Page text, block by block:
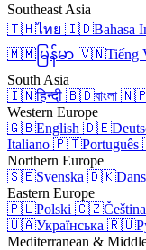
Southeast Asia
🇹🇭ไทย 🇮🇩Bahasa
🇲🇲 မြန်မာ 🇻🇳Tiếng
South Asia
🇮🇳हिन्दी 🇧🇩বাংলা
Western Europe
🇬🇧English 🇩🇪
Italiano 🇵🇹Português
Northern Europe
🇸🇪Svenska 🇩🇰
Eastern Europe
🇵🇱Polski 🇨🇿Čeština
🇺🇦Українська 🇷🇺
Mediterranean &